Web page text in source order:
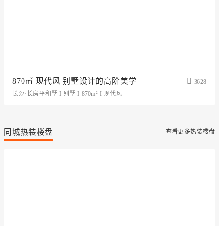
870㎡ 现代风 别墅设计的高阶美学
3628
长沙·长房平和墅 I 别墅 I 870m² I 现代风
同城热装楼盘 查看更多热装楼盘